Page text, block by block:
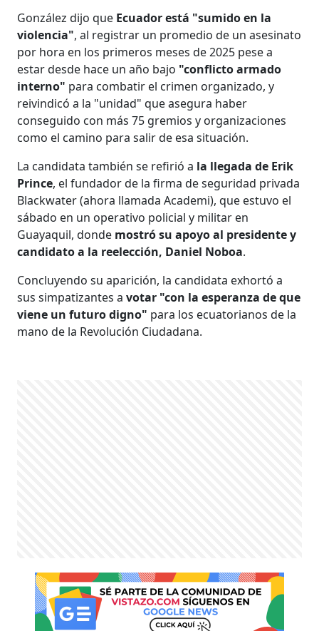
González dijo que Ecuador está "sumido en la
violencia", al registrar un promedio de un asesinato
por hora en los primeros meses de 2025 pese a
estar desde hace un año bajo "conflicto armado
interno" para combatir el crimen organizado, y
reivindicó a la "unidad" que asegura haber
conseguido con más 75 gremios y organizaciones
como el camino para salir de esa situación.
La candidata también se refirió a la llegada de Erik
Prince, el fundador de la firma de seguridad privada
Blackwater (ahora llamada Academi), que estuvo el
sábado en un operativo policial y militar en
Guayaquil, donde mostró su apoyo al presidente y
candidato a la reelección, Daniel Noboa.
Concluyendo su aparición, la candidata exhortó a
sus simpatizantes avotar "con la esperanza de que
viene un futuro digno" para los ecuatorianos de la
mano de la Revolución Ciudadana.